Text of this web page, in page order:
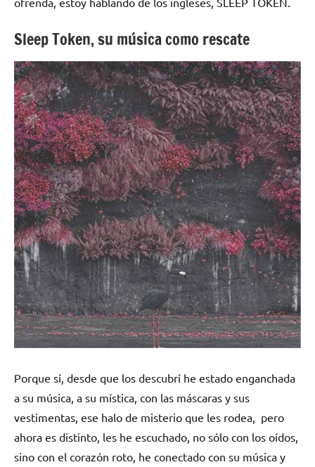
Sleep Token, su música como rescate
Porque sí, desde que los descubrí he estado enganchada
a su música, a su mística, con las máscaras y sus
vestimentas, ese halo de misterio que les rodea, pero
ahora es distinto, les he escuchado, no sólo con los oídos,
sino con el corazón roto, he conectado con su música y